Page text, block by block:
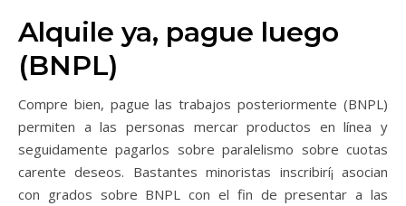
Alquile ya, pague luego
(BNPL)
Compre bien, pague las trabajos posteriormente (BNPL)
permiten a las personas mercar productos en línea y
seguidamente pagarlos sobre paralelismo sobre cuotas
carente deseos. Bastantes minoristas inscribirí¡ asocian
con grados sobre BNPL con el fin de presentar a las